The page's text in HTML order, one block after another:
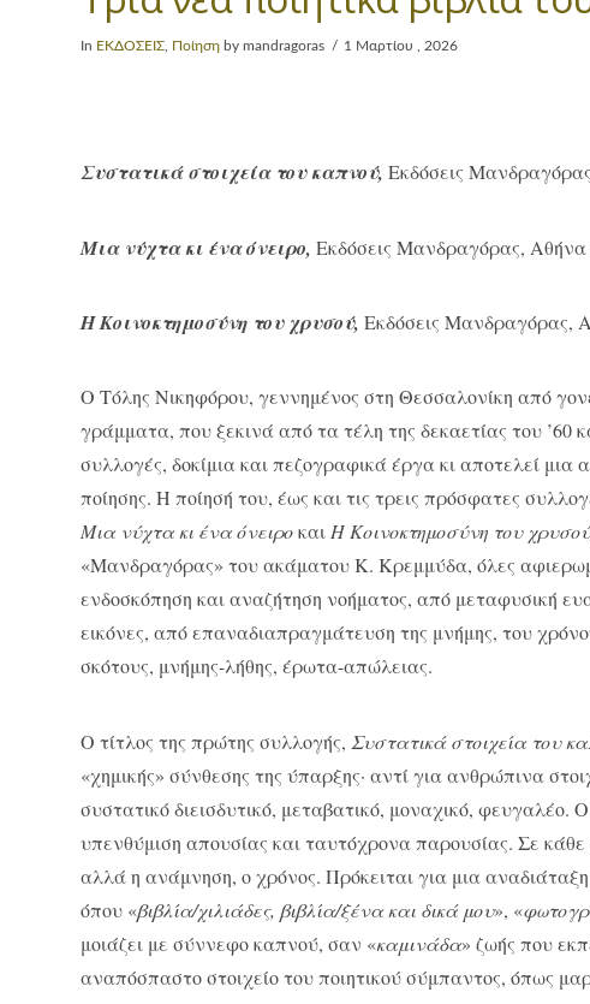
In ΕΚΔΟΣΕΙΣ Ποίηση by mandragoras 1 Μαρτίου , 2026
Συστατικά στοιχεία του καπνού,Εκδόσεις
Μια νύχτα κι ένα όνειρο,Εκδόσεις Μανδραγόρας, Αθήνα
Η Κοινοκτημοσύνη του χρυσού, Εκδόσεις Μανδραγόρας,
Ο Τόλης Νικηφόρου, γεννημένος στη Θεσσαλονίκη από
γράμματα, που ξεκινά από τα τέλη της δεκαετίας του ’60
συλλογές, δοκίμια και πεζογραφικά έργα κι αποτελεί μια
ποίησης. Η ποίησή του, έως και τις τρεις πρόσφατες
Μια νύχτα κι ένα όνειροκαιΗ Κοινοκτημοσύνη του
«Μανδραγόρας» του ακάματου Κ. Κρεμμύδα, όλες
ενδοσκόπηση και αναζήτηση νοήματος, από μεταφυσική
εικόνες, από επαναδιαπραγμάτευση της μνήμης, του
σκότους, μνήμης-λήθης, έρωτα-απώλειας.
Ο τίτλος της πρώτης συλλογής, Συστατικά στοιχεία του
«χημικής» σύνθεσης της ύπαρξης· αντί για ανθρώπινα
συστατικό διεισδυτικό, μεταβατικό, μοναχικό, φευγαλέο.
υπενθύμιση απουσίας και ταυτόχρονα παρουσίας. Σε
αλλά η ανάμνηση, ο χρόνος. Πρόκειται για μια
όπου «βιβλία/χιλιάδες, βιβλία/ξένα και δικά μου», «
μοιάζει με σύννεφο καπνού, σαν «καμινάδα» ζωής που
αναπόσπαστο στοιχείο του ποιητικού σύμπαντος, όπως